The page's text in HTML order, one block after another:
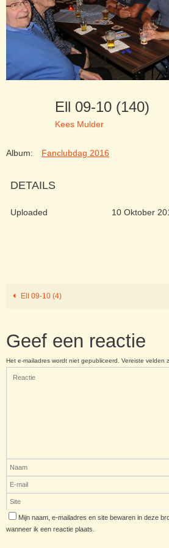
Ell 09-10 (140)
Kees Mulder
Album: Fanclubdag 2016
DETAILS
Uploaded 10 Oktober
Ell 09-10 (4)
Geef een reactie
Het e-mailadres wordt niet gepubliceerd. Vereiste velden
Mijn naam, e-mailadres en site bewaren in deze
wanneer ik een reactie plaats.